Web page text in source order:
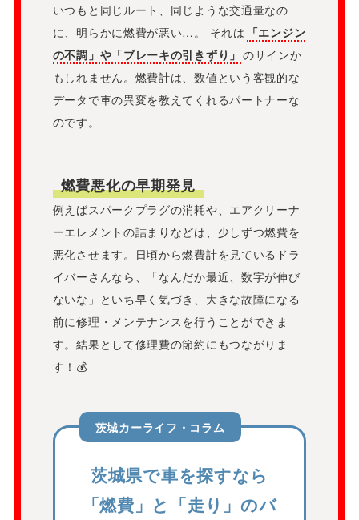
いつもと同じルート、同じような交通量なの
に、明らかに燃費が悪い…。 それは 「エンジン
の不調」や「ブレーキの引きずり」 のサインか
もしれません。燃費計は、数値という客観的な
データで車の異変を教えてくれるパートナーな
のです。
燃費悪化の早期発見
例えばスパークプラグの消耗や、エアクリーナ
ーエレメントの詰まりなどは、少しずつ燃費を
悪化させます。日頃から燃費計を見ているドラ
イバーさんなら、「なんだか最近、数字が伸び
ないな」といち早く気づき、大きな故障になる
前に修理・メンテナンスを行うことができま
す。結果として修理費の節約にもつながりま
す！💰
茨城カーライフ・コラム
茨城県で車を探すなら
「燃費」と「走り」のバ